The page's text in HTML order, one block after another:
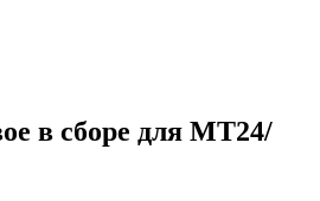
в сборе для МТ24/